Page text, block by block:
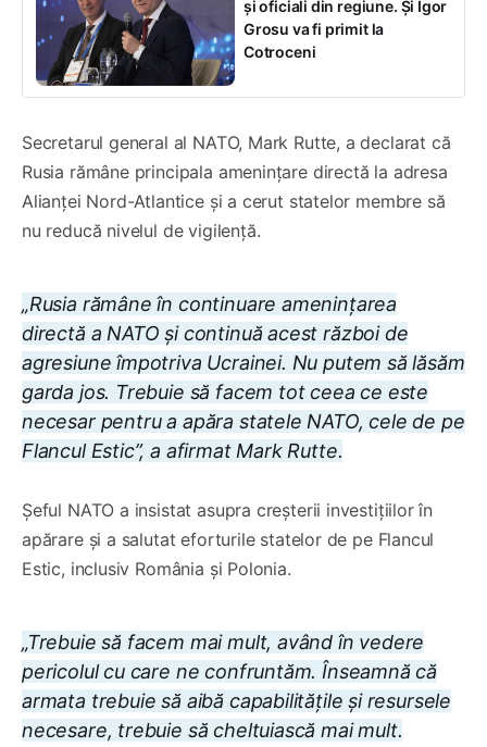
și oficiali din regiune. Și Igor
Grosu va fi primit la
Cotroceni
Secretarul general al NATO, Mark Rutte, a declarat că
Rusia rămâne principala amenințare directă la adresa
Alianței Nord-Atlantice și a cerut statelor membre să
nu reducă nivelul de vigilență.
„Rusia rămâne în continuare amenințarea
directă a NATO și continuă acest război de
agresiune împotriva Ucrainei. Nu putem să lăsăm
garda jos. Trebuie să facem tot ceea ce este
necesar pentru a apăra statele NATO, cele de pe
Flancul Estic”, a afirmat Mark Rutte.
Șeful NATO a insistat asupra creșterii investițiilor în
apărare și a salutat eforturile statelor de pe Flancul
Estic, inclusiv România și Polonia.
„Trebuie să facem mai mult, având în vedere
pericolul cu care ne confruntăm. Înseamnă că
armata trebuie să aibă capabilitățile și resursele
necesare, trebuie să cheltuiască mai mult.